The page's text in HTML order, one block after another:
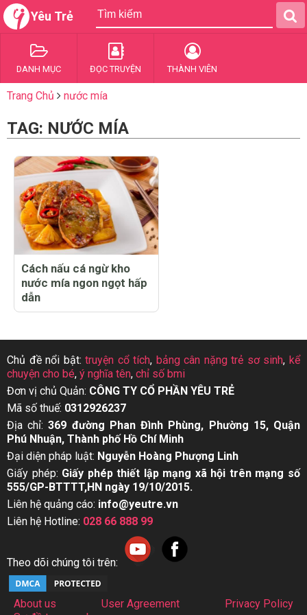
Yêu Trẻ
DANH MỤC ĐỌC TRUYỆN THÀNH VIÊN
Trang Chủ nước mía
TAG: NƯỚC MÍA
Cách nấu cá ngừ kho
nước mía ngon ngọt hấp
dẫn
Chủ đề nổi bật:truyện cổ tích, bảng cân nặng trẻ sơ sinh,kể
chuyện cho bé, ý nghĩa tên, chỉ số bmi
Đơn vị chủ Quản: CÔNG TY CỔ PHẦN YÊU TRẺ
Mã số thuế: 0312926237
Địa chỉ:369 đường Phan Đình Phùng, Phường 15, Quận
Phú Nhuận, Thành phố Hồ Chí Minh
Đại diện pháp luật: Nguyễn Hoàng Phượng Linh
Giấy phép: Giấy phép thiết lập mạng xã hội trên mạng số
555/GP-BTTTT,HN ngày 19/10/2015.
Liên hệ quảng cáo: info@yeutre.vn
Liên hệ Hotline: 028 66 888 99
Theo dõi chúng tôi trên:
About us User Agreement
Privacy Policy